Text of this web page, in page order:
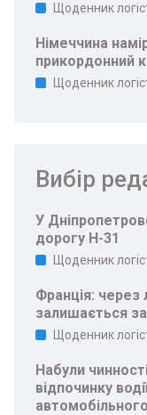
Щоденник
Німеччина
прикордонний
Щоденник
Вибір
У
дорогу Н-31
Щоденник
Франція: через
залишається
Щоденник
Набули
відпочинку